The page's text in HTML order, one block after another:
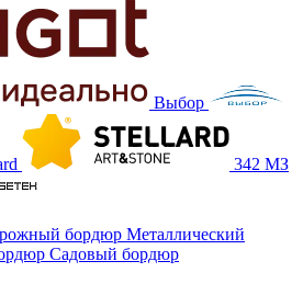
Выбор
342 МЗ
бордюр Металлический
Садовый бордюр